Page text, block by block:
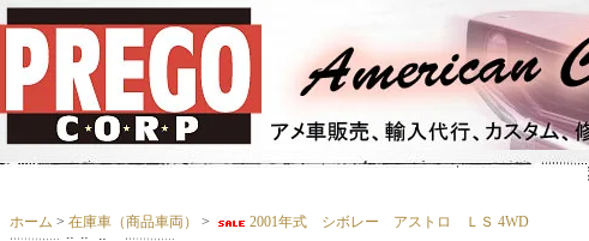
ホーム > 在庫車（商品車両） > 2001年式 シボレー アストロ ＬＳ 4WD